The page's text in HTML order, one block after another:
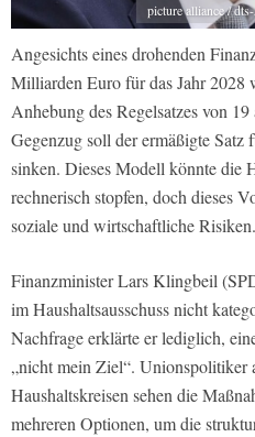
picture alliance /
Angesichts eines drohenden
Milliarden Euro für das Jahr
Anhebung des Regelsatzes von
Gegenzug soll der ermäßigte
sinken. Dieses Modell könnte die
rechnerisch stopfen, doch dieses
soziale und wirtschaftliche Risiken.
Finanzminister Lars Klingbeil
im Haushaltsausschuss nicht
Nachfrage erklärte er lediglich,
„nicht mein Ziel“. Unionspolitiker
Haushaltskreisen sehen die
mehreren Optionen, um die